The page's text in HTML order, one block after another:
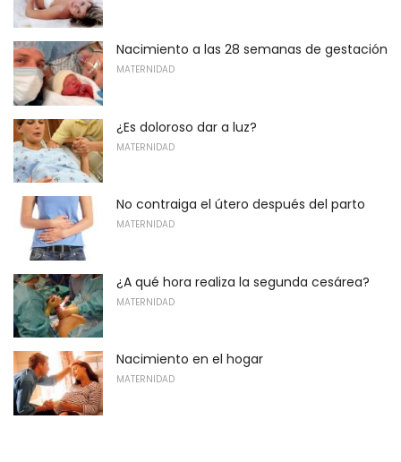
Nacimiento a las 28 semanas de gestación
MATERNIDAD
¿Es doloroso dar a luz?
MATERNIDAD
No contraiga el útero después del parto
MATERNIDAD
¿A qué hora realiza la segunda cesárea?
MATERNIDAD
Nacimiento en el hogar
MATERNIDAD